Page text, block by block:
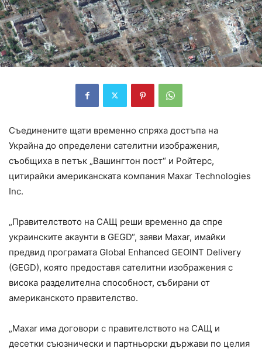
Съединените щати временно спряха достъпа на
Украйна до определени сателитни изображения,
съобщиха в петък „Вашингтон пост“ и Ройтерс,
цитирайки американската компания Maxar Technologies
Inc.
„Правителството на САЩ реши временно да спре
украинските акаунти в GEGD“, заяви Maxar, имайки
предвид програмата Global Enhanced GEOINT Delivery
(GEGD), която предоставя сателитни изображения с
висока разделителна способност, събирани от
американското правителство.
„Maxar има договори с правителството на САЩ и
десетки съюзнически и партньорски държави по целия